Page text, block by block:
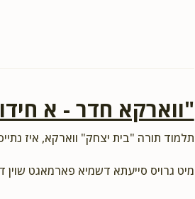
"ווארקא חדר - א
תלמוד תורה "בית יצחק" ווארקא, איז
מיט גרויס סייעתא דשמיא פארמאגט